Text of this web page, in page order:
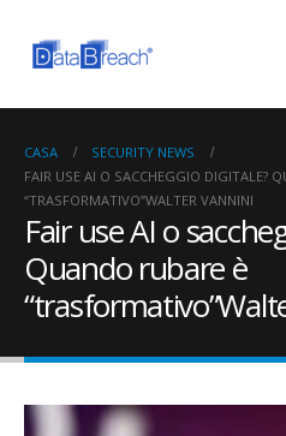
CASA
SECURITY NEWS
FAIR USE AI O SACCHEGGIO DIGITALE?
“TRASFORMATIVO”WALTER VANNINI
Fair use AI o
Quando rubare è